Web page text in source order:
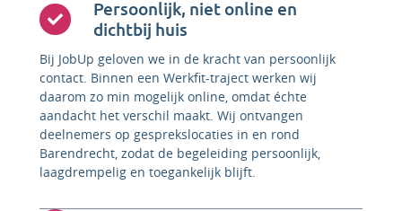
Persoonlijk, niet online en
dichtbij huis
Bij JobUp geloven we in de kracht van persoonlijk
contact. Binnen een Werkfit-traject werken wij
daarom zo min mogelijk online, omdat échte
aandacht het verschil maakt. Wij ontvangen
deelnemers op gesprekslocaties in en rond
Barendrecht, zodat de begeleiding persoonlijk,
laagdrempelig en toegankelijk blijft.